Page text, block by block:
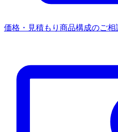
価格・見積もり 商品構成のご相